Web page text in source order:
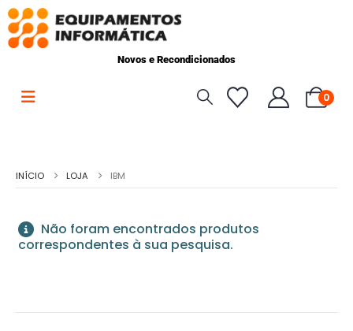
Novos e Recondicionados
0
INÍCIO LOJA IBM
Não foram encontrados produtos
correspondentes à sua pesquisa.